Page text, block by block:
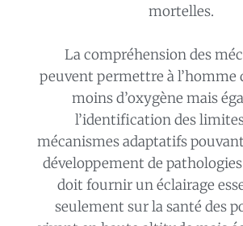
mortelles.
La compréhension des
peuvent permettre à l’homme
moins d’oxygène mais
l’identification des
mécanismes adaptatifs
développement de
doit fournir un éclairage
seulement sur la santé des